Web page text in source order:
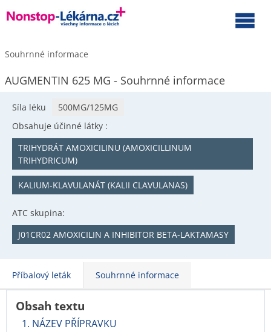
Souhrnné informace
AUGMENTIN 625 MG - Souhrnné informace
Síla léku
500MG/125MG
Obsahuje účinné látky :
TRIHYDRÁT AMOXICILINU (AMOXICILLINUM
TRIHYDRICUM)
KALIUM-KLAVULANÁT (KALII CLAVULANAS)
ATC skupina:
J01CR02 AMOXICILIN A INHIBITOR BETA-LAKTAMASY
Příbalový leták Souhrnné informace
Obsah textu
1. NÁZEV PŘÍPRAVKU